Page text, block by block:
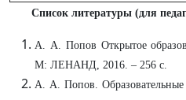
Список литературы (для
А. А. Попов Открытое
М: ЛЕНАНД, 2016. – 256 с.
А. А. Попов.